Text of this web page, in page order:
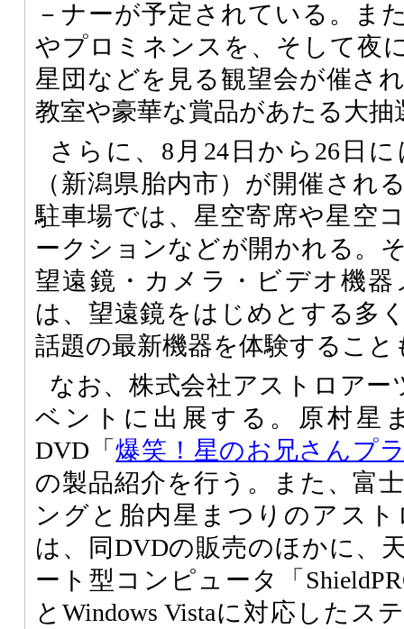
－ナーが予定されている。ま
やプロミネンスを、そして夜
星団などを見る観望会が催さ
教室や豪華な賞品があたる大
さらに、8月24日から26日
（新潟県胎内市）が開催され
駐車場では、星空寄席や星空
ークションなどが開かれる。
望遠鏡・カメラ・ビデオ機
は、望遠鏡をはじめとする多
話題の最新機器を体験すること
なお、株式会社アストロアー
ベントに出展する。原村星
DVD「爆笑！星のお兄さんプ
の製品紹介を行う。また、富
ングと胎内星まつりのアス
は、同DVDの販売のほかに、
ート型コンピュータ「
とWindows Vistaに対応したス